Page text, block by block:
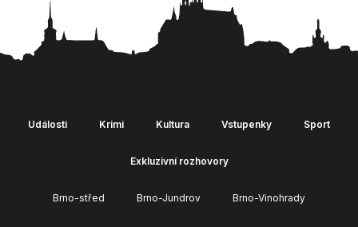
Události Krimi Kultura Vstupenky Sport
Exkluzivní rozhovory
Brno-střed Brno-Jundrov Brno-Vinohrady